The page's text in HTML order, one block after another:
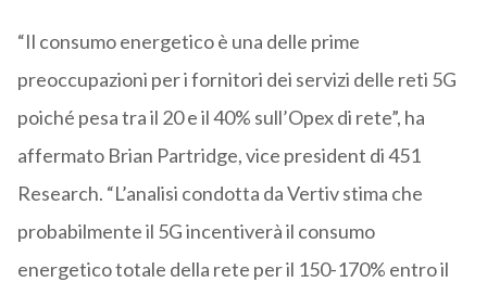
“Il consumo energetico è una delle prime
preoccupazioni per i fornitori dei servizi delle reti 5G
poiché pesa tra il 20 e il 40% sull’Opex di rete”, ha
affermato Brian Partridge, vice president di 451
Research. “L’analisi condotta da Vertiv stima che
probabilmente il 5G incentiverà il consumo
energetico totale della rete per il 150-170% entro il